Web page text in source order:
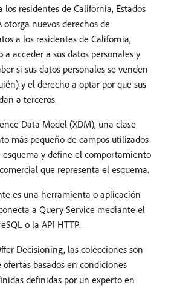
los residentes de California, Estados
otorga nuevos derechos de
a los residentes de California,
a acceder a sus datos personales y
si sus datos personales se venden
y el derecho a optar por que sus
a terceros.
Data Model (XDM), una clase
más pequeño de campos utilizados
esquema y define el comportamiento
que representa el esquema.
es una herramienta o aplicación
a Query Service mediante el
o la API HTTP.
Decisioning, las colecciones son
ofertas basados en condiciones
definidas por un experto en